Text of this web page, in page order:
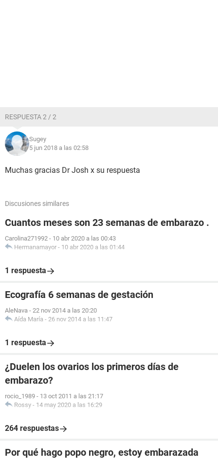
RESPUESTA 2 / 2
Sugey
5 jun 2018 a las 02:58
Muchas gracias Dr Josh x su respuesta
Discusiones similares
Cuantos meses son 23 semanas de embarazo .
Carolina271992 - 10 abr 2020 a las 00:43
Hermanamayor - 10 abr 2020 a las 01:44
1 respuesta
Ecografía 6 semanas de gestación
AleNava - 22 nov 2014 a las 20:20
Aída María - 26 nov 2014 a las 11:47
1 respuesta
¿Duelen los ovarios los primeros días de
embarazo?
rocio_1989 - 13 oct 2011 a las 21:17
Rossy - 14 may 2020 a las 16:29
264 respuestas
Por qué hago popo negro, estoy embarazada